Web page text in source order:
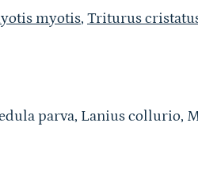
myotis, Triturus
parva, Lanius collurio,